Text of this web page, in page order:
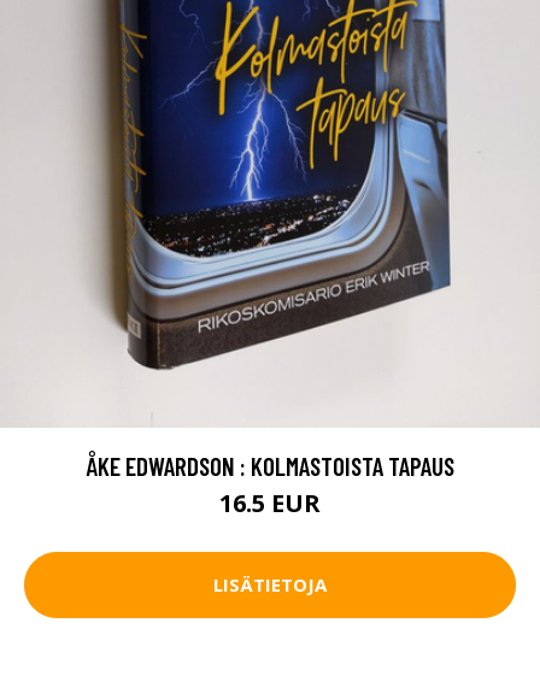
ÅKE EDWARDSON : KOLMASTOISTA TAPAUS
16.5 EUR
LISÄTIETOJA